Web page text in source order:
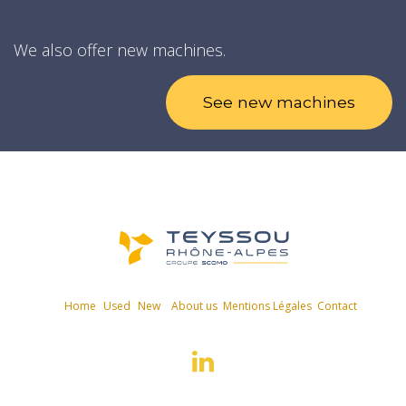
We also offer new machines.
See new machines
Home Used New About us Mentions Légales Contact